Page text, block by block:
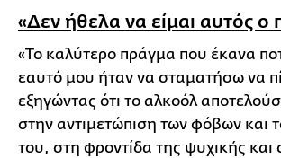
«Δεν ήθελα να είμαι αυτός ο
«Το καλύτερο πράγμα που έκανα
εαυτό μου ήταν να σταματήσω να
εξηγώντας ότι το αλκοόλ
στην αντιμετώπιση των φόβων και
του, στη φροντίδα της ψυχικής και